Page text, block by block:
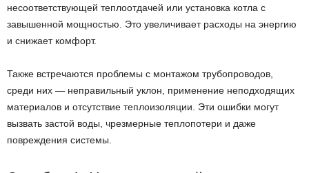
несоответствующей теплоотдачей или установка котла с
завышенной мощностью. Это увеличивает расходы на энергию
и снижает комфорт.
Также встречаются проблемы с монтажом трубопроводов,
среди них — неправильный уклон, применение неподходящих
материалов и отсутствие теплоизоляции. Эти ошибки могут
вызвать застой воды, чрезмерные теплопотери и даже
повреждения системы.